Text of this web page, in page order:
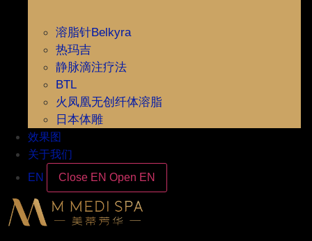
溶脂针Belkyra
热玛吉
静脉滴注疗法
BTL
火凤凰无创纤体溶脂
日本体雕
效果图
关于我们
EN
Close EN Open EN